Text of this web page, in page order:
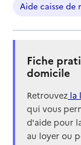
Aide caisse de
Fiche
domicile
Retrouvez la
qui vous
d'aide pour
au loyer ou